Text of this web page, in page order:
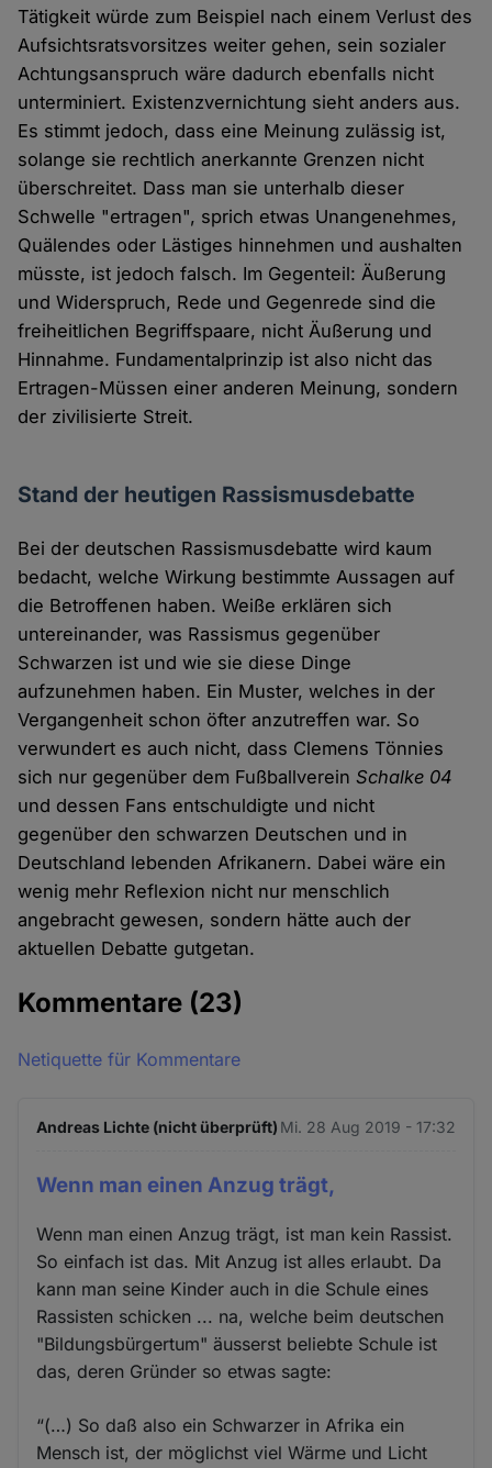
Tätigkeit würde zum Beispiel nach einem Verlust des
Aufsichtsratsvorsitzes weiter gehen, sein sozialer
Achtungsanspruch wäre dadurch ebenfalls nicht
unterminiert. Existenzvernichtung sieht anders aus.
Es stimmt jedoch, dass eine Meinung zulässig ist,
solange sie rechtlich anerkannte Grenzen nicht
überschreitet. Dass man sie unterhalb dieser
Schwelle "ertragen", sprich etwas Unangenehmes,
Quälendes oder Lästiges hinnehmen und aushalten
müsste, ist jedoch falsch. Im Gegenteil: Äußerung
und Widerspruch, Rede und Gegenrede sind die
freiheitlichen Begriffspaare, nicht Äußerung und
Hinnahme. Fundamentalprinzip ist also nicht das
Ertragen-Müssen einer anderen Meinung, sondern
der zivilisierte Streit.
Stand der heutigen Rassismusdebatte
Bei der deutschen Rassismusdebatte wird kaum
bedacht, welche Wirkung bestimmte Aussagen auf
die Betroffenen haben. Weiße erklären sich
untereinander, was Rassismus gegenüber
Schwarzen ist und wie sie diese Dinge
aufzunehmen haben. Ein Muster, welches in der
Vergangenheit schon öfter anzutreffen war. So
verwundert es auch nicht, dass Clemens Tönnies
sich nur gegenüber dem FußballvereinSchalke 04
und dessen Fans entschuldigte und nicht
gegenüber den schwarzen Deutschen und in
Deutschland lebenden Afrikanern. Dabei wäre ein
wenig mehr Reflexion nicht nur menschlich
angebracht gewesen, sondern hätte auch der
aktuellen Debatte gutgetan.
Kommentare (23)
Netiquette für Kommentare
Andreas Lichte (nicht überprüft) Mi. 28 Aug 2019 - 17:32
Wenn man einen Anzug trägt,
Wenn man einen Anzug trägt, ist man kein Rassist.
So einfach ist das. Mit Anzug ist alles erlaubt. Da
kann man seine Kinder auch in die Schule eines
Rassisten schicken ... na, welche beim deutschen
"Bildungsbürgertum" äusserst beliebte Schule ist
das, deren Gründer so etwas sagte:
“(…) So daß also ein Schwarzer in Afrika ein
Mensch ist, der möglichst viel Wärme und Licht